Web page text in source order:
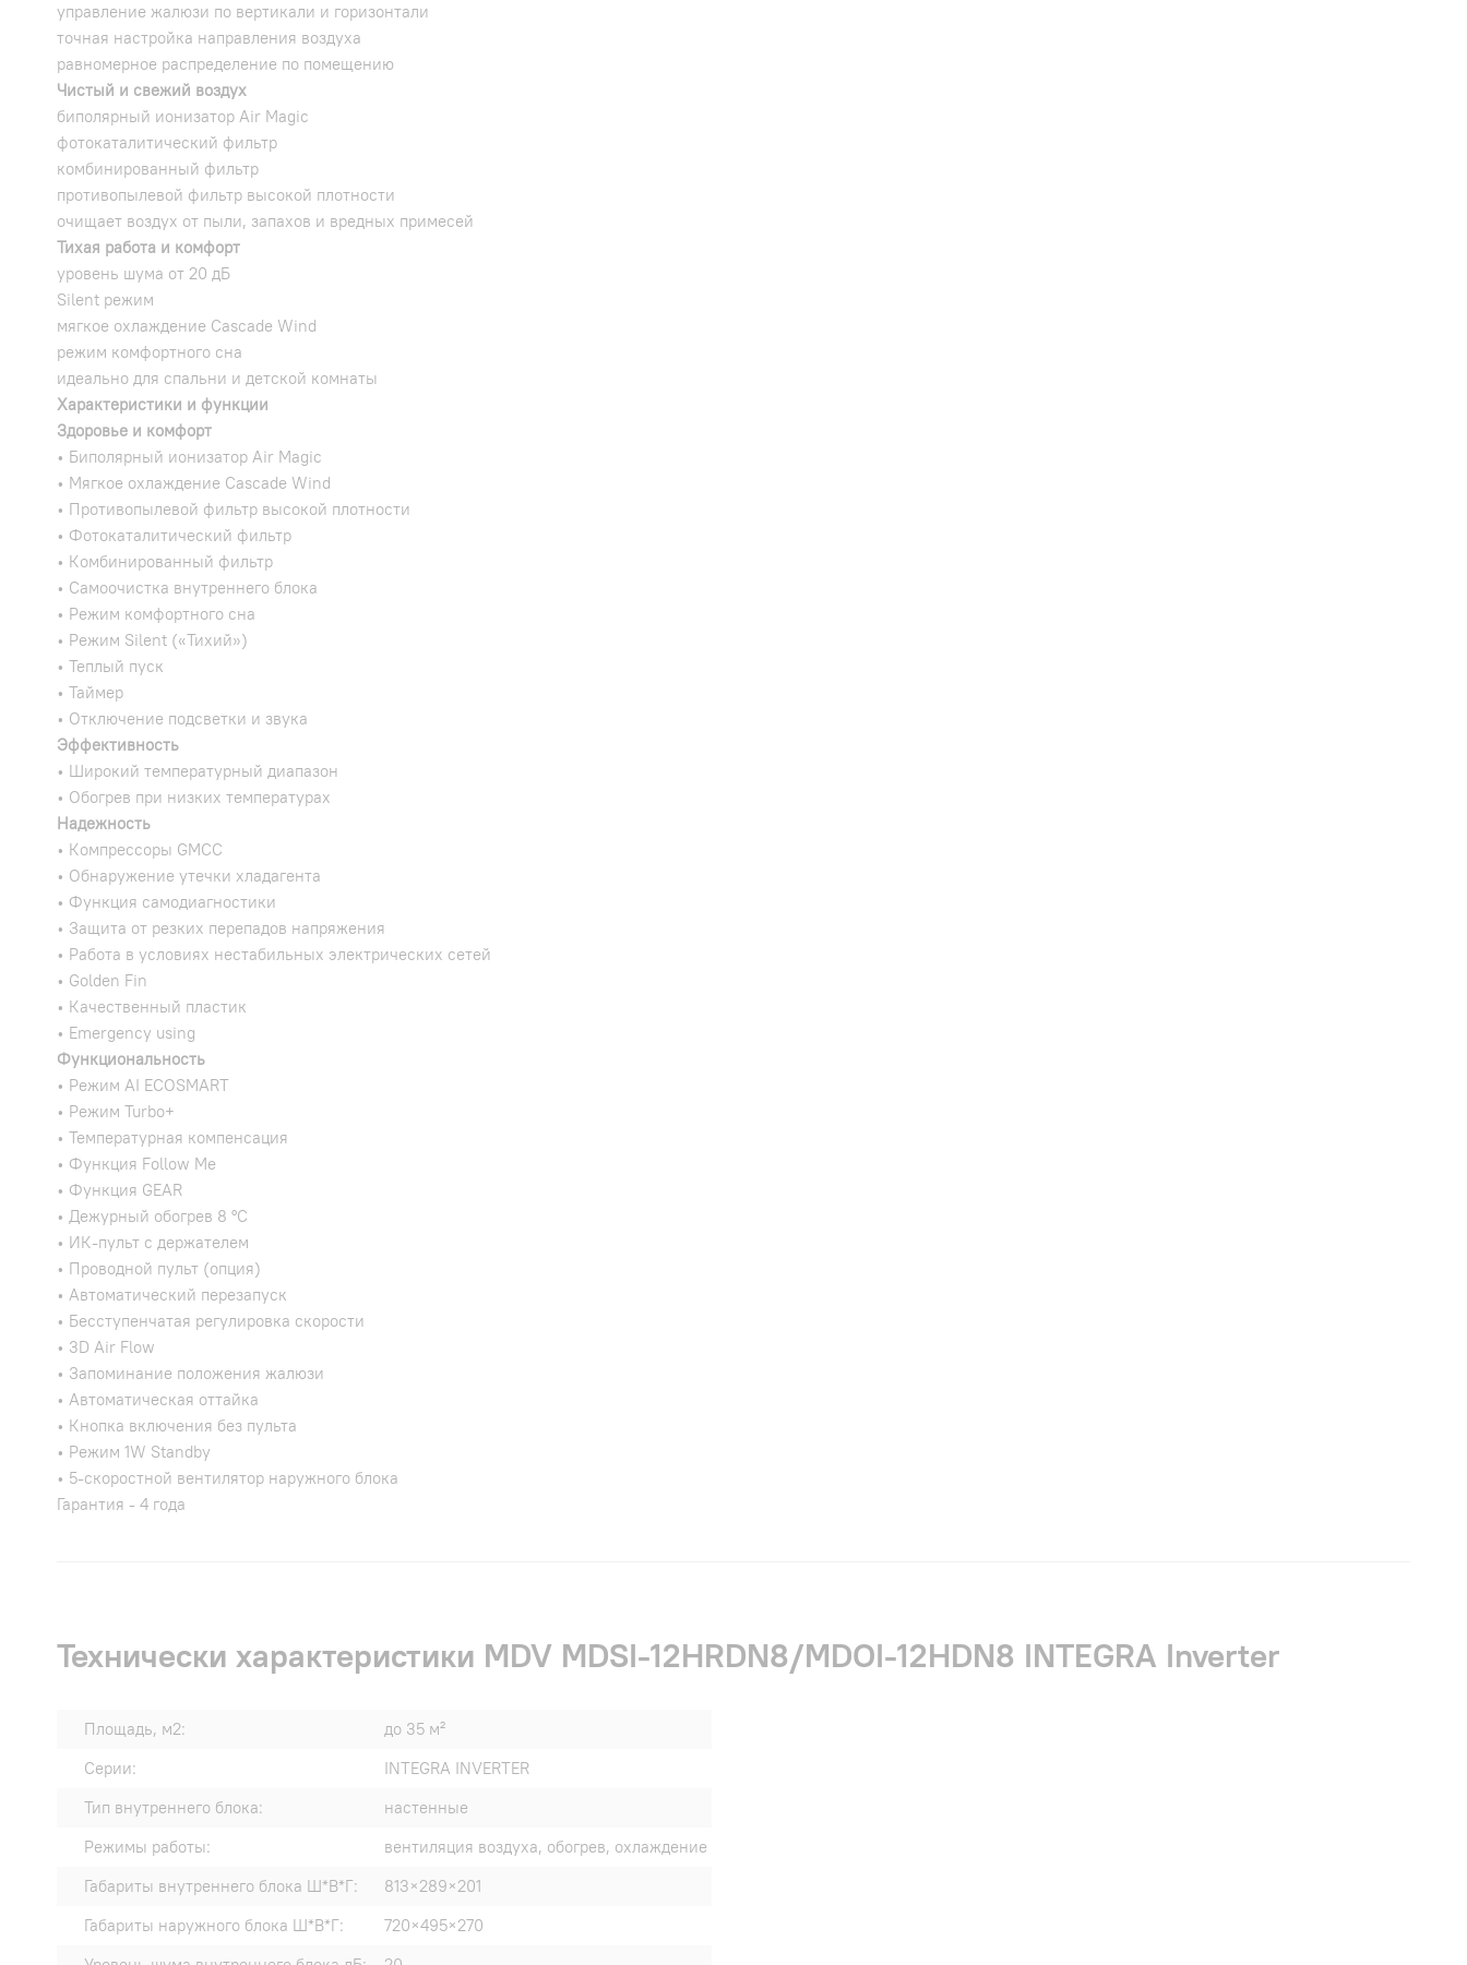
управление жалюзи по вертикали и горизонтали
точная настройка направления воздуха
равномерное распределение по помещению
Чистый и свежий воздух
биполярный ионизатор Air Magic
фотокаталитический фильтр
комбинированный фильтр
противопылевой фильтр высокой плотности
очищает воздух от пыли, запахов и вредных примесей
Тихая работа и комфорт
уровень шума от 20 дБ
Silent режим
мягкое охлаждение Cascade Wind
режим комфортного сна
идеально для спальни и детской комнаты
Характеристики и функции
Здоровье и комфорт
• Биполярный ионизатор Air Magic
• Мягкое охлаждение Cascade Wind
• Противопылевой фильтр высокой плотности
• Фотокаталитический фильтр
• Комбинированный фильтр
• Самоочистка внутреннего блока
• Режим комфортного сна
• Режим Silent («Тихий»)
• Теплый пуск
• Таймер
• Отключение подсветки и звука
Эффективность
• Широкий температурный диапазон
• Обогрев при низких температурах
Надежность
• Компрессоры GMCC
• Обнаружение утечки хладагента
• Функция самодиагностики
• Защита от резких перепадов напряжения
• Работа в условиях нестабильных электрических сетей
• Golden Fin
• Качественный пластик
• Emergency using
Функциональность
• Режим AI ECOSMART
• Режим Turbo+
• Температурная компенсация
• Функция Follow Me
• Функция GEAR
• Дежурный обогрев 8 °С
• ИК-пульт с держателем
• Проводной пульт (опция)
• Автоматический перезапуск
• Бесступенчатая регулировка скорости
• 3D Air Flow
• Запоминание положения жалюзи
• Автоматическая оттайка
• Кнопка включения без пульта
• Режим 1W Standby
• 5-скоростной вентилятор наружного блока
Гарантия - 4 года
Технически характеристики MDV MDSI-12HRDN8/MDOI-12HDN8 INTEGRA Inverter
Площадь, м2:
до 35 м²
Серии:
INTEGRA INVERTER
Тип внутреннего блока:
настенные
Режимы работы:
вентиляция воздуха, обогрев, охлаждение
Габариты внутреннего блока Ш*В*Г:
813×289×201
Габариты наружного блока Ш*В*Г:
720×495×270